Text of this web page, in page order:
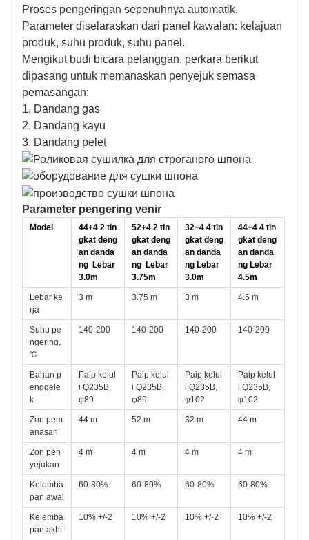
Proses pengeringan sepenuhnya automatik.
Parameter diselaraskan dari panel kawalan: kelajuan
produk, suhu produk, suhu panel.
Mengikut budi bicara pelanggan, perkara berikut
dipasang untuk memanaskan penyejuk semasa
pemasangan:
1. Dandang gas
2. Dandang kayu
3. Dandang pelet
Parameter pengering venir
Model
44+4 2 tin
gkat deng
an danda
ng Lebar
3.0m
52+4 2 tin
gkat deng
an danda
ng Lebar
3.75m
32+4 4 tin
gkat deng
an danda
ng Lebar
3.0m
44+4 4 tin
gkat deng
an danda
ng Lebar
4.5m
Lebar ke
rja
3 m 3.75 m 3 m 4.5 m
Suhu pe
ngering,
℃
140-200 140-200 140-200 140-200
Bahan p
enggele
k
Paip kelul
i Q235B,
φ89
Paip kelul
i Q235B,
φ89
Paip kelul
i Q235B,
φ102
Paip kelul
i Q235B,
φ102
Zon pem
anasan
44 m 52 m 32 m 44 m
Zon pen
yejukan
4 m 4 m 4 m 4 m
Kelemba
pan awal
60-80% 60-80% 60-80% 60-80%
Kelemba
pan akhi
10% +/-2 10% +/-2 10% +/-2 10% +/-2